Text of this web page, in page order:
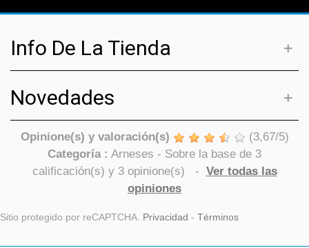
Info De La Tienda
Novedades
Opinione(s) y valoración(s) (3,67/5)
Categoría : Arneses - Sobre la base de 3
calificación(s) y 3opinione(s) - Ver todas las
opiniones
Sitio protegido por reCAPTCHA. Privacidad - Términos